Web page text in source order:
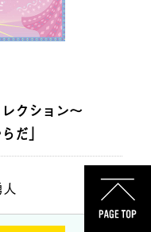
クション〜
だ」